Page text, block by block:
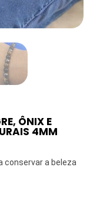
ÔNIX E
4MM
conservar a beleza